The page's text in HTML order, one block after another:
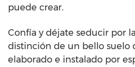
puede crear.
Confía y déjate seducir por
distinción de un bello suelo
elaborado e instalado por